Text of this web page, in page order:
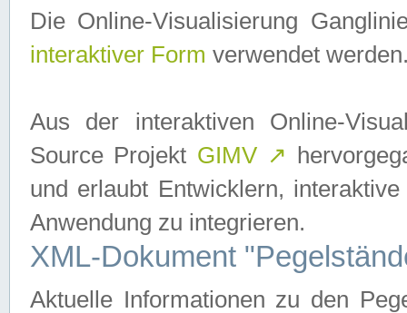
Die Online-Visualisierung
interaktiver Form verwendet
Aus der interaktiven Online-
Source Projekt GIMV ↗
und erlaubt Entwicklern,
Anwendung zu integrieren.
XML-Dokument
Aktuelle Informationen zu den